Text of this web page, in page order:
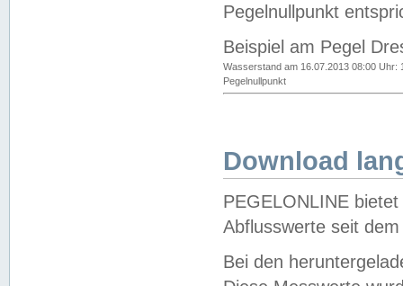
Pegelnullpunkt
Beispiel am Pegel
Wasserstand am 16.07.2013 08:00 Uhr:
Pegelnullpunkt
Download
PEGELONLINE
Abflusswerte seit
Bei den